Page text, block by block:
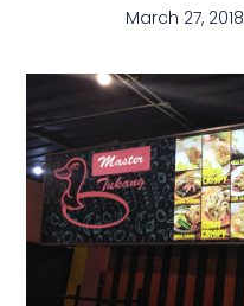
March 27, 2018